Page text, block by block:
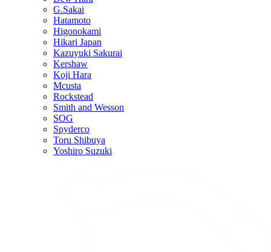
G.Sakai
Hatamoto
Higonokami
Hikari Japan
Kazuyuki Sakurai
Kershaw
Koji Hara
Mcusta
Rockstead
Smith and Wesson
SOG
Spyderco
Toru Shibuya
Yoshiro Suzuki